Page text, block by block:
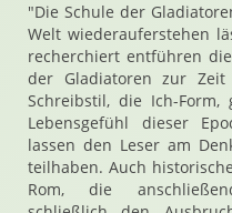
"Die Schule der
Welt wiederauferstehen
recherchiert entführen
der Gladiatoren zur
Schreibstil, die Ich-Form,
Lebensgefühl dieser
lassen den Leser am
teilhaben. Auch
Rom, die